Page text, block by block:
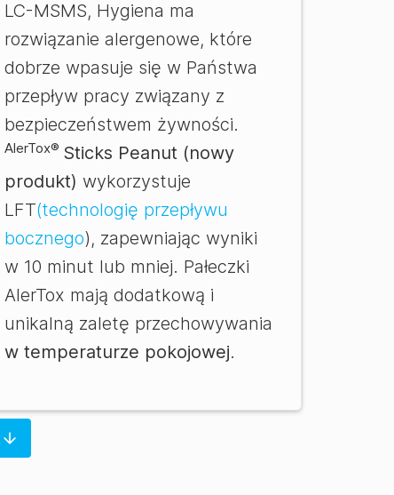
LC-MSMS, Hygiena ma
rozwiązanie alergenowe, które
dobrze wpasuje się w Państwa
przepływ pracy związany z
bezpieczeństwem żywności.
AlerTox® Sticks Peanut (nowy
produkt) wykorzystuje
LFT(technologię przepływu
bocznego), zapewniając wyniki
w 10 minut lub mniej. Pałeczki
AlerTox mają dodatkową i
unikalną zaletę przechowywania
w temperaturze pokojowej.